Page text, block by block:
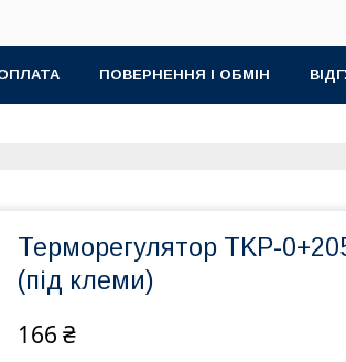
ПОВЕРНЕННЯ І ОБМІН
Терморегулятор TKP-
(під клеми)
166 ₴